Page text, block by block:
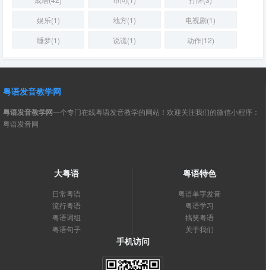
娱乐(1)
地方(1)
电视剧(1)
睡梦(1)
说谎(1) 动作(12)
粤语发音教学网
粤语发音教学网一个专门在线粤语发音教学的网站！欢迎关注我们的微信小程序：
粤语发音网
大粤语
日常粤语
流行粤语
粤语词组
粤语句子
粤语特色
粤语单字发音
粤语学习
搞笑粤语
关于我们
手机访问